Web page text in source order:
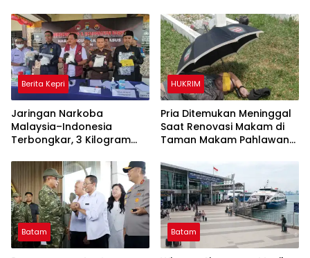
Ribuan Jiwa
Berita Kepri
Jaringan Narkoba
Malaysia–Indonesia
Terbongkar, 3 Kilogram
Lewat Tanjungpinang
HUKRIM
Pria Ditemukan Meninggal
Saat Renovasi Makam di
Taman Makam Pahlawan
Batam Batam